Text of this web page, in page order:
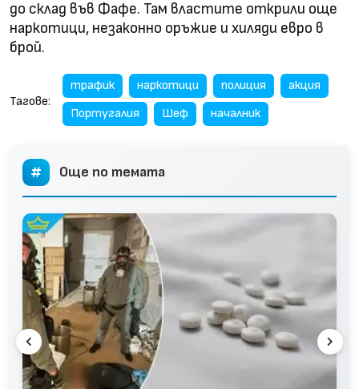
до склад във Фафе. Там властите открили още
наркотици, незаконно оръжие и хиляди евро в
брой.
Тагове:
трафик наркотици полиция
акция
Португалия
Шеф началник
Още по темата